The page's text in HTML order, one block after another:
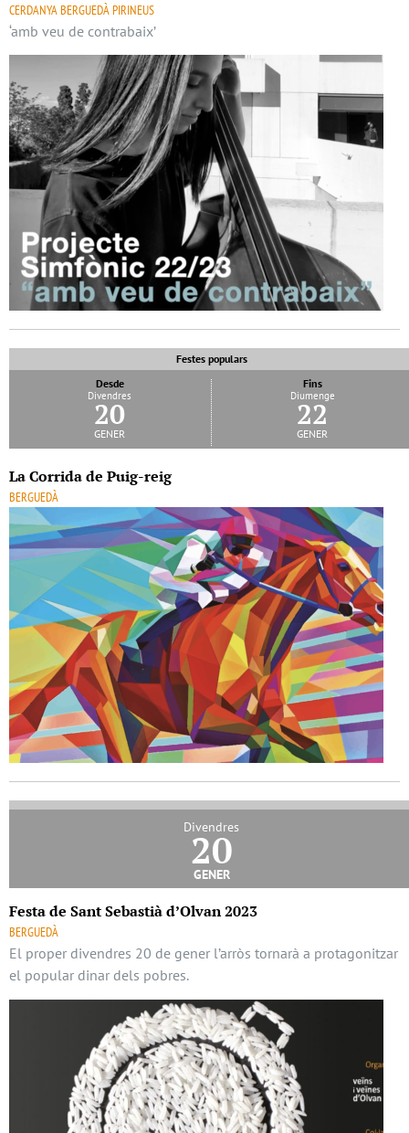
CERDANYA BERGUEDÀ PIRINEUS
‘amb veu de contrabaix’
Festes populars
Desde
Divendres
20
gener
Fins
Diumenge
22
gener
La Corrida de Puig-reig
BERGUEDÀ
Divendres
20
gener
Festa de Sant Sebastià d’Olvan 2023
BERGUEDÀ
El proper divendres 20 de gener l’arròs tornarà a protagonitzar
el popular dinar dels pobres.